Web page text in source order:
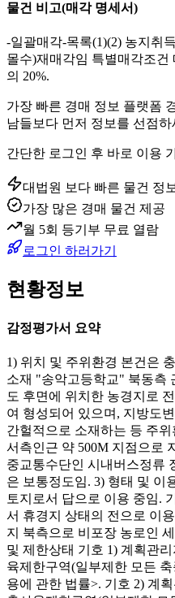
물건 비고(매각 명세서)
-일괄매각-목록(1)(2) 농지취
몰수)재매각임 특별매각조건
의 20%.
가장 빠른 경매 정보 플랫폼
남들보다 먼저 정보를 선점하
간단한 로그인 후 바로 이용
대법원 보다 빠른 물건 정보
가장 많은 경매 물건 제공
월 5회 등기부 무료 열람
로그인 하러가기
현황정보
감정평가서 요약
1) 위치 및 주위환경 본건은
소재 "송악고등학교" 북동측
도 후면에 위치한 농경지로
여 형성되어 있으며, 지방도
간헐적으로 소재하는 등 주
서측인근 약 500M 지점으로
중교통수단인 시내버스정류
은 보통정도임. 3) 형태 및 이
토지로서 답으로 이용 중임.
서 휴경지 상태의 전으로 이
지 북측으로 비포장 농로인
및 제한상태 기호 1) 계획관
육제한구역(일부제한 모든
용에 관한 법률>. 기호 2) 계